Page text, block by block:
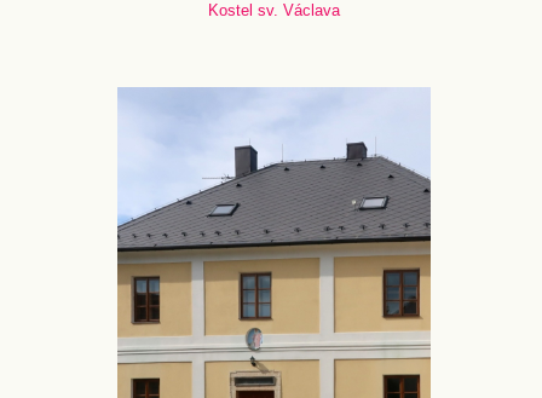
Kostel sv. Václava